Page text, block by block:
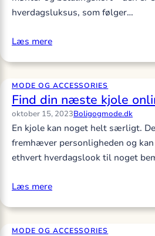
hverdagsluksus, som følger…
Læs mere
MODE OG ACCESSORIES
Find din næste kjole
oktober 15, 2023Boligogmode.dk
En kjole kan noget helt særligt.
fremhæver personligheden og
ethvert hverdagslook til noget
Læs mere
MODE OG ACCESSORIES